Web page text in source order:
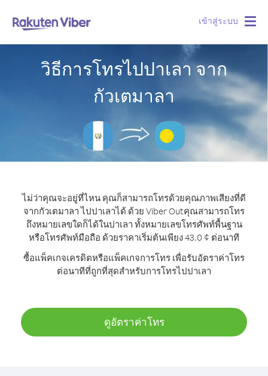
เข้าสู่ระบบ
วิธีการโทรไปปาเลา จาก
กัวเตมาลา
ไม่ว่าคุณจะอยู่ที่ไหน คุณก็สามารถโทรด้วยคุณภาพเสียงที่ดี
จากกัวเตมาลา ไปปาเลาได้ ด้วย Viber Outคุณสามารถโทร
ถึงหมายเลขใดก็ได้ในปาเลา ทั้งหมายเลขโทรศัพท์พื้นฐาน
หรือโทรศัพท์มือถือ ด้วยราคาเริ่มต้นเพียง 43.0 ¢ ต่อนาที
ซื้อแพ็คเกจเครดิตหรือแพ็คเกจการโทร เพื่อรับอัตราค่าโทร
ต่อนาทีที่ถูกที่สุดสำหรับการโทรไปปาเลา
ดูอัตราค่าโทร